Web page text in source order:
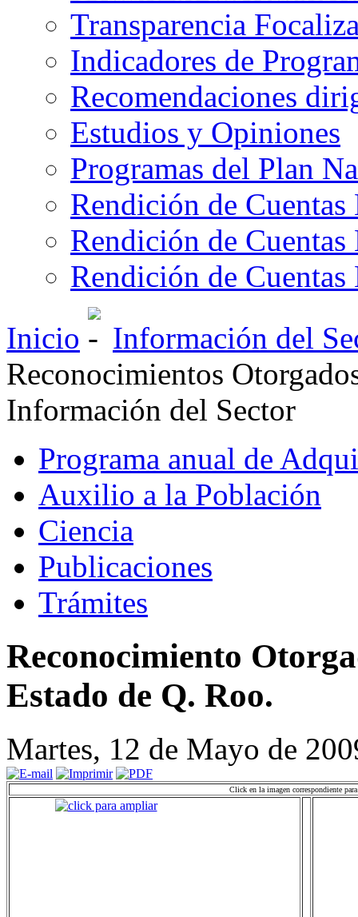
Transparencia
Indicadores de
Recomendaciones
Estudios y Opiniones
Programas del Plan
Rendición de Cuentas
Rendición de Cuentas
Rendición de
Inicio
Información del
Reconocimientos
Información del Sector
Programa anual de
Auxilio a la Población
Ciencia
Publicaciones
Trámites
Reconocimiento
Estado de Q. Roo.
Martes, 12 de Mayo de
Click en la imagen correspondiente